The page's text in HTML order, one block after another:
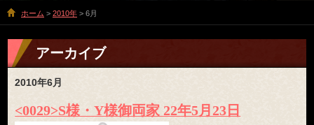
ホーム > 2010年 > 6月
アーカイブ
2010年6月
<0029>S様・Y様御両家 22年5月23日